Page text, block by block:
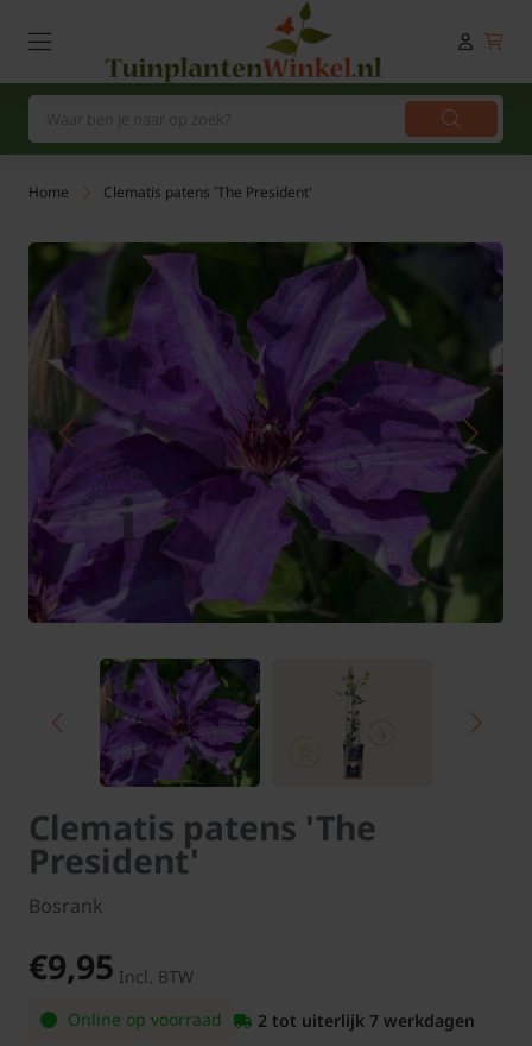
Home Clematis patens 'The President'
Clematis patens 'The
President'
Bosrank
€9,95 Incl. BTW
Online op voorraad
2 tot uiterlijk 7 werkdagen